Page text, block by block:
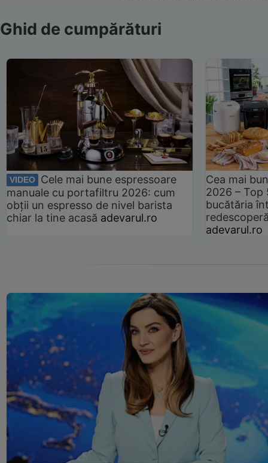
Ghid de cumpărături
VIDEO
Cele mai bune espressoare
manuale cu portafiltru 2026: cum
obții un espresso de nivel barista
chiar la tine acasă adevarul.ro
Cea mai
2026 –
bucătăria
adevarul.ro